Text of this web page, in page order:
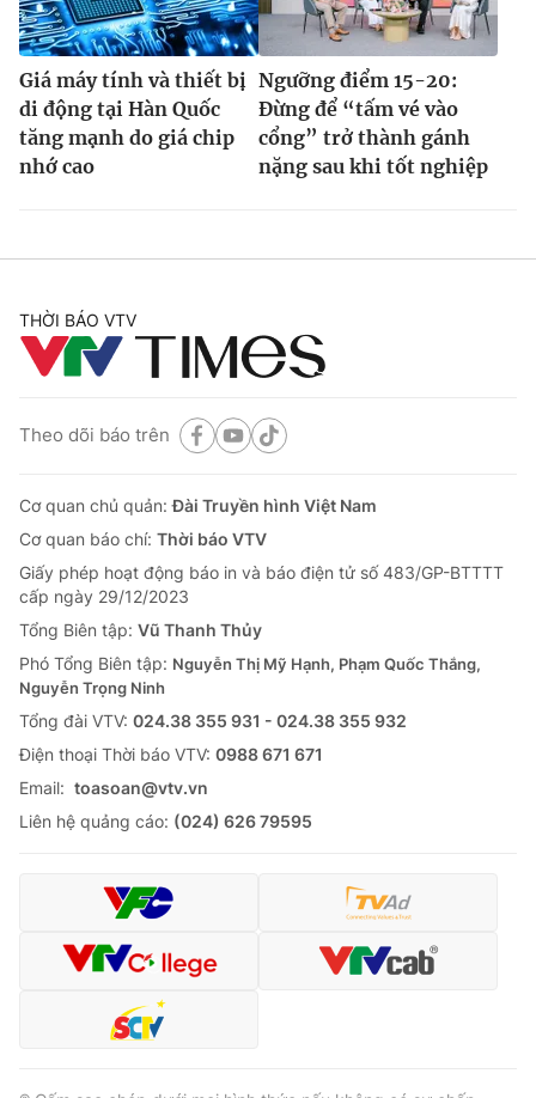
Giá máy tính và thiết bị
di động tại Hàn Quốc
tăng mạnh do giá chip
nhớ cao
Ngưỡng điểm 15-20:
Đừng để “tấm vé vào
cổng” trở thành gánh
nặng sau khi tốt nghiệp
THỜI BÁO VTV
Theo dõi báo trên
Cơ quan chủ quản:Đài Truyền hình Việt Nam
Cơ quan báo chí: Thời báo VTV
Giấy phép hoạt động báo in và báo điện tử số 483/GP-BTTTT
cấp ngày 29/12/2023
Tổng Biên tập: Vũ Thanh Thủy
Phó Tổng Biên tập: Nguyễn Thị Mỹ Hạnh, Phạm Quốc Thắng,
Nguyễn Trọng Ninh
Tổng đài VTV: 024.38 355 931 - 024.38 355 932
Ðiện thoại Thời báo VTV: 0988 671 671
Email: toasoan@vtv.vn
Liên hệ quảng cáo: (024) 626 79595